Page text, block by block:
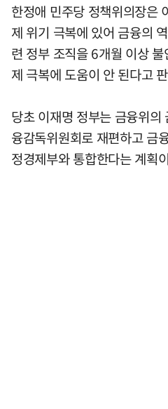
한정애 민주당 정책위의장은
제 위기 극복에 있어 금융의
련 정부 조직을 6개월 이상
제 극복에 도움이 안 된다고
당초 이재명 정부는 금융위
융감독위원회로 재편하고 금
정경제부와 통합한다는 계획